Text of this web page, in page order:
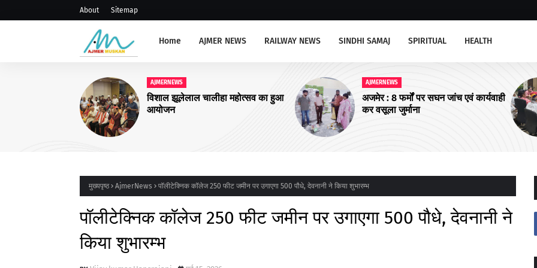
About Sitemap
Home AJMER NEWS RAILWAY NEWS SINDHI SAMAJ SPIRITUAL HEALTH
AJMERNEWS
अजमेर : 8 फर्मों पर सघन जांच एवं कार्यवाही
कर वसूला जुर्माना
AJMERNEWS
खाद्य सुरक्षा एवं सतर्कता समिति की बैठक
आयोजित
मुख्यपृष्ठ AjmerNews पॉलीटेक्निक कॉलेज 250 फीट जमीन पर उगाएगा 500 पौधे, देवनानी ने किया शुभारम्भ
पॉलीटेक्निक कॉलेज 250 फीट जमीन पर उगाएगा 500 पौधे, देवनानी ने
किया शुभारम्भ